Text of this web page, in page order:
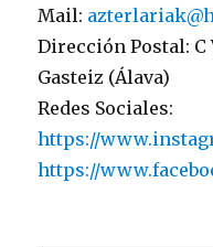
Mail:
Dirección Postal:
Gasteiz (Álava)
Redes Sociales:
https://
https://